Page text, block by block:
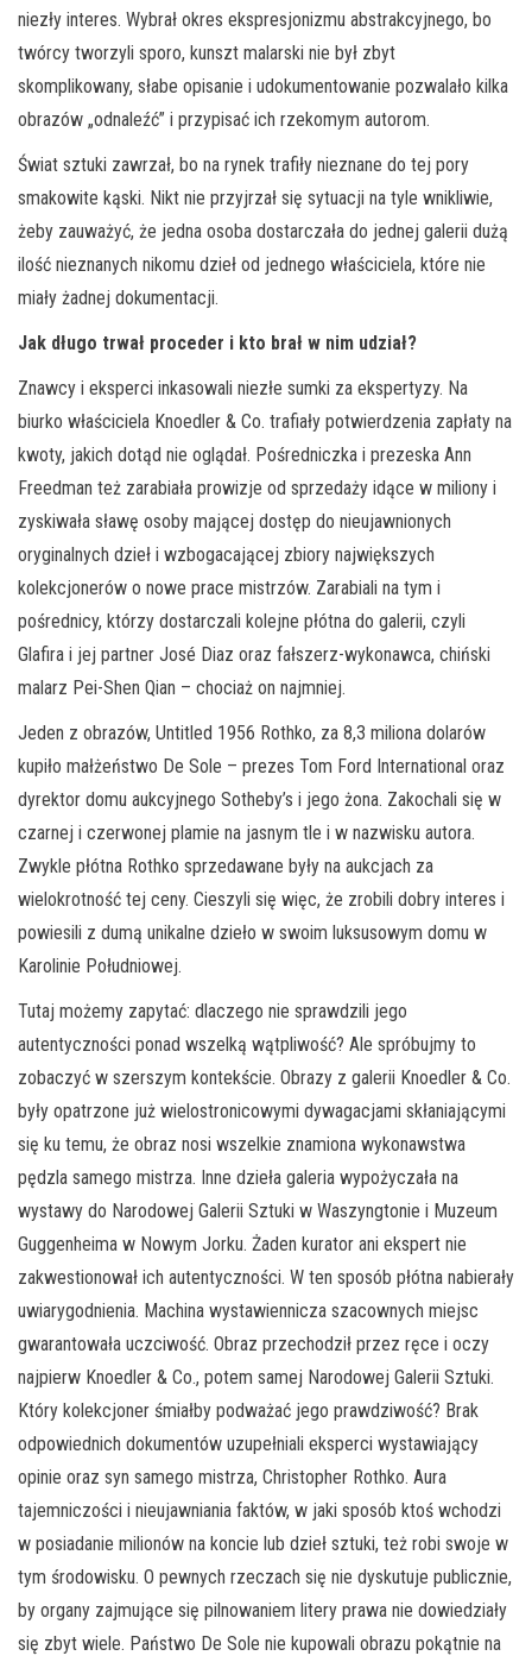
niezły interes. Wybrał okres ekspresjonizmu abstrakcyjnego, bo
twórcy tworzyli sporo, kunszt malarski nie był zbyt
skomplikowany, słabe opisanie i udokumentowanie pozwalało kilka
obrazów „odnaleźć” i przypisać ich rzekomym autorom.
Świat sztuki zawrzał, bo na rynek trafiły nieznane do tej pory
smakowite kąski. Nikt nie przyjrzał się sytuacji na tyle wnikliwie,
żeby zauważyć, że jedna osoba dostarczała do jednej galerii dużą
ilość nieznanych nikomu dzieł od jednego właściciela, które nie
miały żadnej dokumentacji.
Jak długo trwał proceder i kto brał w nim udział?
Znawcy i eksperci inkasowali niezłe sumki za ekspertyzy. Na
biurko właściciela Knoedler & Co. trafiały potwierdzenia zapłaty na
kwoty, jakich dotąd nie oglądał. Pośredniczka i prezeska Ann
Freedman też zarabiała prowizje od sprzedaży idące w miliony i
zyskiwała sławę osoby mającej dostęp do nieujawnionych
oryginalnych dzieł i wzbogacającej zbiory największych
kolekcjonerów o nowe prace mistrzów. Zarabiali na tym i
pośrednicy, którzy dostarczali kolejne płótna do galerii, czyli
Glafira i jej partner José Diaz oraz fałszerz-wykonawca, chiński
malarz Pei-Shen Qian – chociaż on najmniej.
Jeden z obrazów, Untitled 1956 Rothko, za 8,3 miliona dolarów
kupiło małżeństwo De Sole – prezes Tom Ford International oraz
dyrektor domu aukcyjnego Sotheby’s i jego żona. Zakochali się w
czarnej i czerwonej plamie na jasnym tle i w nazwisku autora.
Zwykle płótna Rothko sprzedawane były na aukcjach za
wielokrotność tej ceny. Cieszyli się więc, że zrobili dobry interes i
powiesili z dumą unikalne dzieło w swoim luksusowym domu w
Karolinie Południowej.
Tutaj możemy zapytać: dlaczego nie sprawdzili jego
autentyczności ponad wszelką wątpliwość? Ale spróbujmy to
zobaczyć w szerszym kontekście. Obrazy z galerii Knoedler & Co.
były opatrzone już wielostronicowymi dywagacjami skłaniającymi
się ku temu, że obraz nosi wszelkie znamiona wykonawstwa
pędzla samego mistrza. Inne dzieła galeria wypożyczała na
wystawy do Narodowej Galerii Sztuki w Waszyngtonie i Muzeum
Guggenheima w Nowym Jorku. Żaden kurator ani ekspert nie
zakwestionował ich autentyczności. W ten sposób płótna nabierały
uwiarygodnienia. Machina wystawiennicza szacownych miejsc
gwarantowała uczciwość. Obraz przechodził przez ręce i oczy
najpierw Knoedler & Co., potem samej Narodowej Galerii Sztuki.
Który kolekcjoner śmiałby podważać jego prawdziwość? Brak
odpowiednich dokumentów uzupełniali eksperci wystawiający
opinie oraz syn samego mistrza, Christopher Rothko. Aura
tajemniczości i nieujawniania faktów, w jaki sposób ktoś wchodzi
w posiadanie milionów na koncie lub dzieł sztuki, też robi swoje w
tym środowisku. O pewnych rzeczach się nie dyskutuje publicznie,
by organy zajmujące się pilnowaniem litery prawa nie dowiedziały
się zbyt wiele. Państwo De Sole nie kupowali obrazu pokątnie na